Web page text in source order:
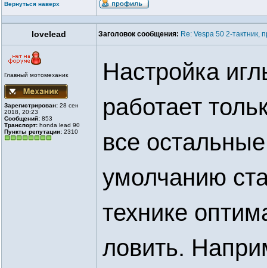
Вернуться наверх
lovelead Заголовок сообщения: Re: Vespa 50 2-тактник,
Главный мотомеханик
Зарегистрирован: 28 сен
2018, 20:23
Сообщений: 853
Транспорт: honda lead 90
Пункты репутации: 2310
Настройка
работает
все
умолчанию
технике
ловить.